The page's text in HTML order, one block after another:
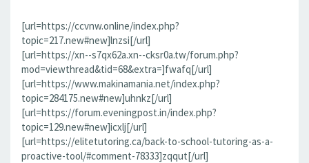
[url=https://ccvnw.online/index.php?
topic=217.new#new]lnzsi[/url]
[url=https://xn--s7qx62a.xn--cksr0a.tw/forum.php?
mod=viewthread&tid=68&extra=]fwafq[/url]
[url=https://www.makinamania.net/index.php?
topic=284175.new#new]uhnkz[/url]
[url=https://forum.eveningpost.in/index.php?
topic=129.new#new]icxlj[/url]
[url=https://elitetutoring.ca/back-to-school-tutoring-as-a-
proactive-tool/#comment-78333]zqqut[/url]